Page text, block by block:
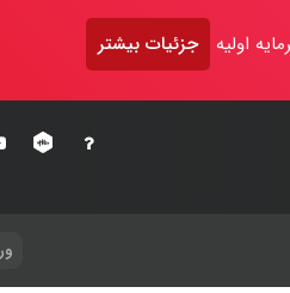
اولیه جزئیات بیشتر